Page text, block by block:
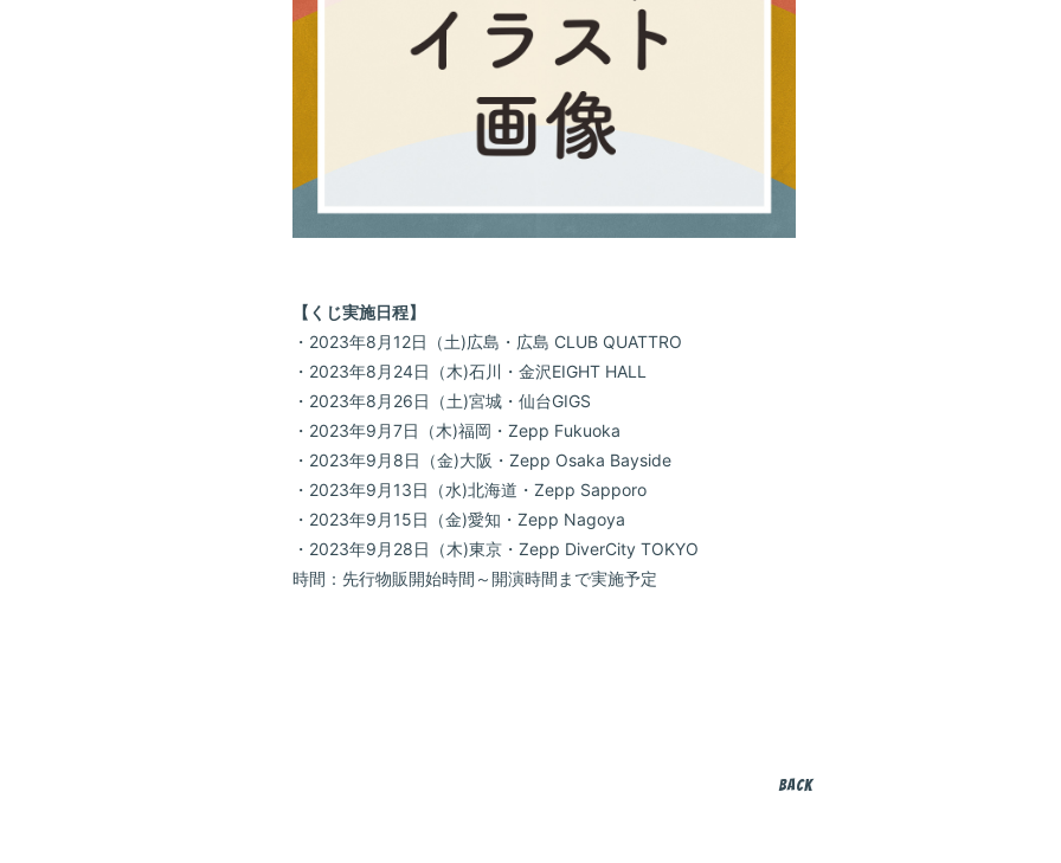
【くじ実施日程】
・2023年8月12日（土)広島・広島 CLUB QUATTRO
・2023年8月24日（木)石川・金沢EIGHT HALL
・2023年8月26日（土)宮城・仙台GIGS
・2023年9月7日（木)福岡・Zepp Fukuoka
・2023年9月8日（金)大阪・Zepp Osaka Bayside
・2023年9月13日（水)北海道・Zepp Sapporo
・2023年9月15日（金)愛知・Zepp Nagoya
・2023年9月28日（木)東京・Zepp DiverCity TOKYO
時間：先行物販開始時間～開演時間まで実施予定
BACK